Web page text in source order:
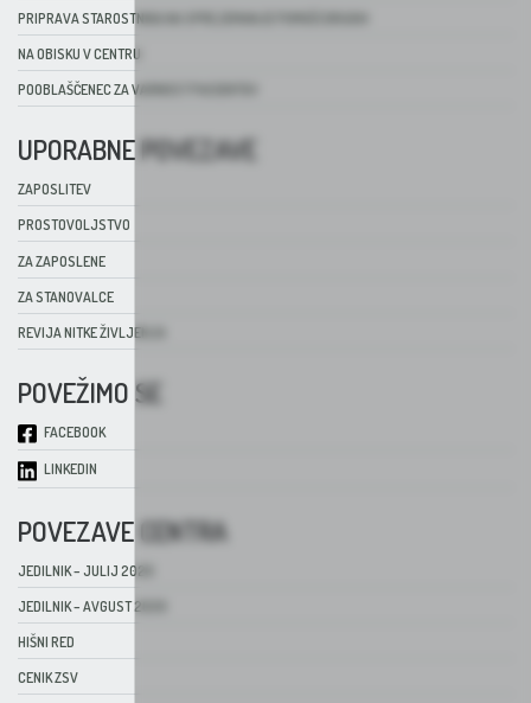
PRIPRAVA STAROSTNIKA NA SPREJEMANJE POMOČI DRUGIH
NA OBISKU V CENTRU
POOBLAŠČENEC ZA VARNOST PACIENTOV
UPORABNE POVEZAVE
ZAPOSLITEV
PROSTOVOLJSTVO
ZA ZAPOSLENE
ZA STANOVALCE
REVIJA NITKE ŽIVLJENJA
POVEŽIMO SE
FACEBOOK
LINKEDIN
POVEZAVE CENTRA
JEDILNIK – JULIJ 2026
JEDILNIK – AVGUST 2026
HIŠNI RED
CENIK ZSV